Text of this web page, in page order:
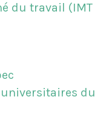
du travail (IMT
du